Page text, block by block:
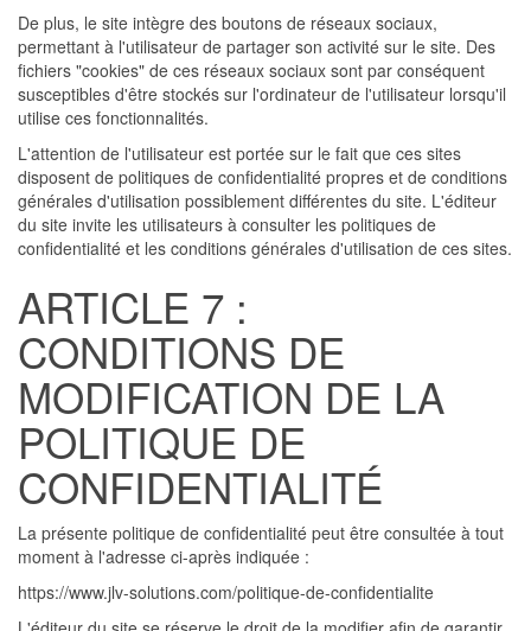
De plus, le site intègre des boutons de réseaux sociaux,
permettant à l'utilisateur de partager son activité sur le site. Des
fichiers "cookies" de ces réseaux sociaux sont par conséquent
susceptibles d'être stockés sur l'ordinateur de l'utilisateur lorsqu'il
utilise ces fonctionnalités.
L'attention de l'utilisateur est portée sur le fait que ces sites
disposent de politiques de confidentialité propres et de conditions
générales d'utilisation possiblement différentes du site. L'éditeur
du site invite les utilisateurs à consulter les politiques de
confidentialité et les conditions générales d'utilisation de ces sites.
ARTICLE 7 :
CONDITIONS DE
MODIFICATION DE LA
POLITIQUE DE
CONFIDENTIALITÉ
La présente politique de confidentialité peut être consultée à tout
moment à l'adresse ci-après indiquée :
https://www.jlv-solutions.com/politique-de-confidentialite